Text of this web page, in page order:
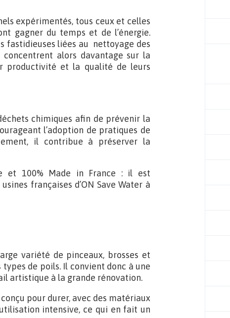
expérimentés, tous ceux et celles
gagner du temps et de l’énergie.
fastidieuses liées au nettoyage des
alors davantage sur la
productivité et la qualité de leurs
chimiques afin de prévenir la
l’adoption de pratiques de
il contribue à préserver la
et 100% Made in France : il est
françaises d’ON Save Water à
variété de pinceaux, brosses et
de poils. Il convient donc à une
artistique à la grande rénovation.
pour durer, avec des matériaux
intensive, ce qui en fait un